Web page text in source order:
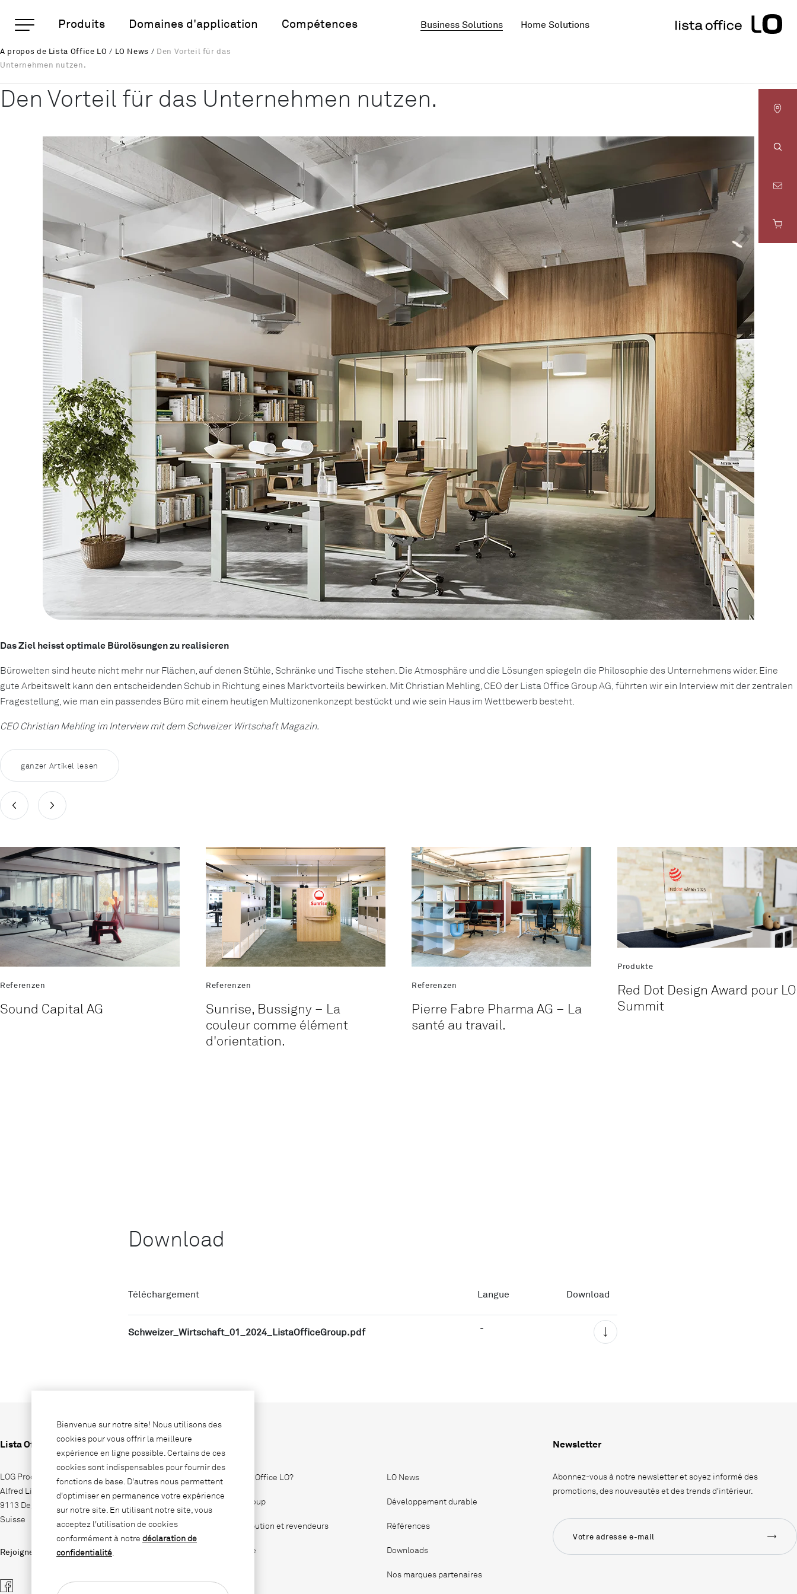
Den Vorteil für das Unternehmen nutzen.
Pages importantes
Page d'accueil
Contenu
Contact
Méta-navigation
Produits Domaines d'application Compétences Business Solutions Home Solutions
Rootline
À propos de Lista Office LO / LO News / Den Vorteil für das
Unternehmen nutzen.
Den Vorteil für das Unternehmen nutzen.
Das Ziel heisst optimale Bürolösungen zu realisieren
Bürowelten sind heute nicht mehr nur Flächen, auf denen Stühle, Schränke und Tische stehen. Die Atmosphäre und die Lösungen spiegeln die Philosophie des Unternehmens wider. Eine
gute Arbeitswelt kann den entscheidenden Schub in Richtung eines Marktvorteils bewirken. Mit Christian Mehling, CEO der Lista Office Group AG, führten wir ein Interview mit der zentralen
Fragestellung, wie man ein passendes Büro mit einem heutigen Multizonenkonzept bestückt und wie sein Haus im Wettbewerb besteht.
CEO Christian Mehling im Interview mit dem Schweizer Wirtschaft Magazin.
ganzer Artikel lesen
Referenzen
Sound Capital AG
Referenzen
Sunrise, Bussigny – La
couleur comme élément
d'orientation.
Referenzen
Pierre Fabre Pharma AG – La
santé au travail.
Produkte
Red Dot Design Award pour LO
Summit
Download
Téléchargement Langue Download
Schweizer_Wirtschaft_01_2024_ListaOfficeGroup.pdf -
Lista Office LO
LOG Produktions AG
Alfred Lienhard Strasse 2
9113 Degersheim
Suisse
Rejoignez-nous sur
Pourquoi Lista Office LO?
Lista Office Group
Sites de distribution et revendeurs
Jobs & Carrière
LO News
Développement durable
Références
Downloads
Nos marques partenaires
Newsletter
Abonnez-vous à notre newsletter et soyez informé des
promotions, des nouveautés et des trends d'intérieur.
LO
Basel
Bern
LO
Fribourg
Genève
LO
LO
Neuchâtel
LO
Ostschweiz
LO
Vaud
LO
LO
Bienvenue sur notre site! Nous utilisons des
cookies pour vous offrir la meilleure
expérience en ligne possible. Certains de ces
cookies sont indispensables pour fournir des
fonctions de base. D'autres nous permettent
d'optimiser en permanence votre expérience
sur notre site. En utilisant notre site, vous
acceptez l'utilisation de cookies
conformément à notre déclaration de
confidentialité.